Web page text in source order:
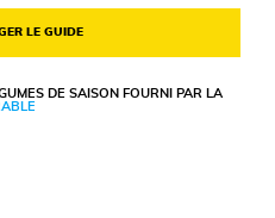
LE GUIDE
DE SAISON FOURNI PAR LA